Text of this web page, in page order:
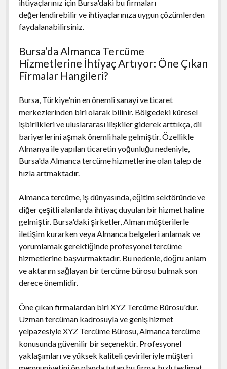
ihtiyaçlarınız için Bursa'daki bu firmaları
değerlendirebilir ve ihtiyaçlarınıza uygun çözümlerden
faydalanabilirsiniz.
Bursa’da Almanca Tercüme
Hizmetlerine İhtiyaç Artıyor: Öne Çıkan
Firmalar Hangileri?
Bursa, Türkiye'nin en önemli sanayi ve ticaret
merkezlerinden biri olarak bilinir. Bölgedeki küresel
işbirlikleri ve uluslararası ilişkiler giderek arttıkça, dil
bariyerlerini aşmak önemli hale gelmiştir. Özellikle
Almanya ile yapılan ticaretin yoğunluğu nedeniyle,
Bursa'da Almanca tercüme hizmetlerine olan talep de
hızla artmaktadır.
Almanca tercüme, iş dünyasında, eğitim sektöründe ve
diğer çeşitli alanlarda ihtiyaç duyulan bir hizmet haline
gelmiştir. Bursa'daki şirketler, Alman müşterilerle
iletişim kurarken veya Almanca belgeleri anlamak ve
yorumlamak gerektiğinde profesyonel tercüme
hizmetlerine başvurmaktadır. Bu nedenle, doğru anlam
ve aktarım sağlayan bir tercüme bürosu bulmak son
derece önemlidir.
Öne çıkan firmalardan biri XYZ Tercüme Bürosu'dur.
Uzman tercüman kadrosuyla ve geniş hizmet
yelpazesiyle XYZ Tercüme Bürosu, Almanca tercüme
konusunda güvenilir bir seçenektir. Profesyonel
yaklaşımları ve yüksek kaliteli çevirileriyle müşteri